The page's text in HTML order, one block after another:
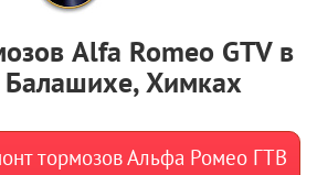
Alfa Romeo GTV в
Химках
тормозов Альфа Ромео ГТВ